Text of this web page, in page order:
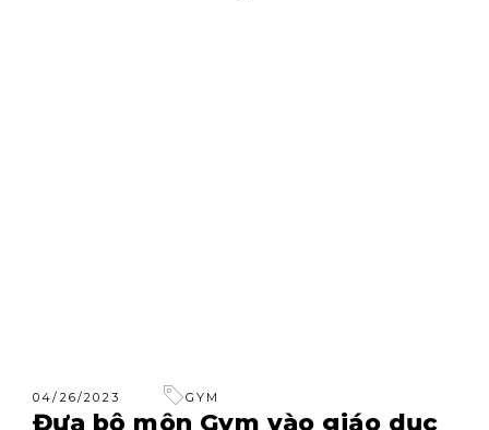
04/26/2023 GYM
Đưa bộ môn Gym vào giáo dục